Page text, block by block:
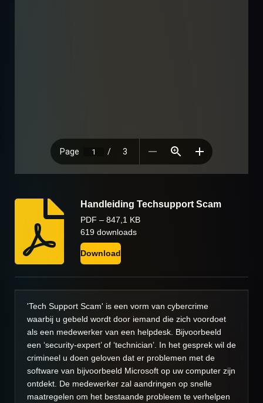
Handleiding Techsupport Scam
PDF – 847,1 KB
619 downloads
Download
'Tech Support Scam' is een vorm van cybercrime
waarbij u gebeld wordt door iemand die zich voordoet
als een medewerker van een helpdesk. Bijvoorbeeld
een ‘security-expert’ of ‘technician’. In het gesprek wil de
crimineel u doen geloven dat er problemen met de
software van bijvoorbeeld Microsoft op uw computer zijn
ontdekt. De medewerker zal aandringen op snelle
maatregelen om het bestaande probleem te verhelpen